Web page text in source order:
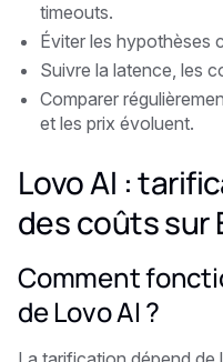
timeouts.
Éviter les hypothèses
Suivre la latence, les
Comparer
et les prix évoluent.
Lovo AI :
des coûts sur
Comment
de Lovo AI ?